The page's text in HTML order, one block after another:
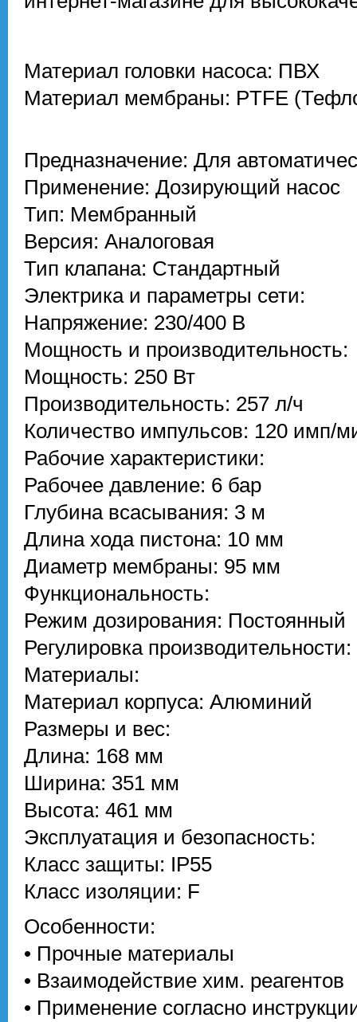
Материал головки насоса: ПВХ
Материал мембраны: PTFE
Предназначение: Для
Применение: Дозирующий насос
Тип: Мембранный
Версия: Аналоговая
Тип клапана: Стандартный
Электрика и параметры сети:
Напряжение: 230/400 В
Мощность и производительность:
Мощность: 250 Вт
Производительность: 257 л/ч
Количество импульсов: 120 имп/
Рабочие характеристики:
Рабочее давление: 6 бар
Глубина всасывания: 3 м
Длина хода пистона: 10 мм
Диаметр мембраны: 95 мм
Функциональность:
Режим дозирования: Постоянный
Регулировка
Материалы:
Материал корпуса: Алюминий
Размеры и вес:
Длина: 168 мм
Ширина: 351 мм
Высота: 461 мм
Эксплуатация и безопасность:
Класс защиты: IP55
Класс изоляции: F
Особенности:
• Прочные материалы
• Взаимодействие хим. реагентов
• Применение согласно